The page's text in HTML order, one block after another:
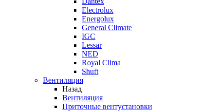
Electrolux
Energolux
General Climate
IGC
Lessar
NED
Royal Clima
Shuft
Вентиляция
Назад
Вентиляция
Приточные вентустановки